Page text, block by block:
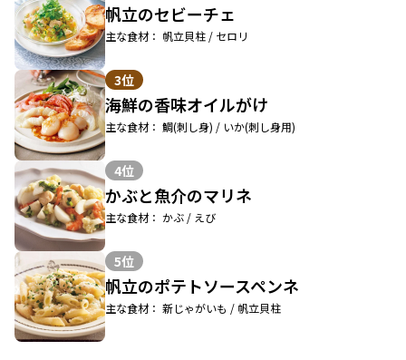
帆立のセビーチェ
主な食材： 帆立貝柱 / セロリ
3位
海鮮の香味オイルがけ
主な食材： 鯛(刺し身) / いか(刺し身用)
4位
かぶと魚介のマリネ
主な食材： かぶ / えび
5位
帆立のポテトソースペンネ
主な食材： 新じゃがいも / 帆立貝柱